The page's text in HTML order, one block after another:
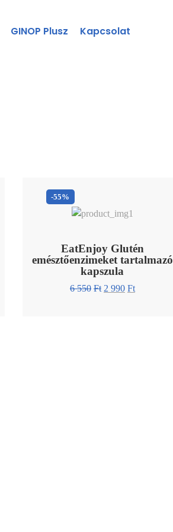
GINOP Plusz Kapcsolat
-55%
EatEnjoy Glutén
emésztőenzimeket tartalmazó
kapszula
6 550 Ft 2 990 Ft